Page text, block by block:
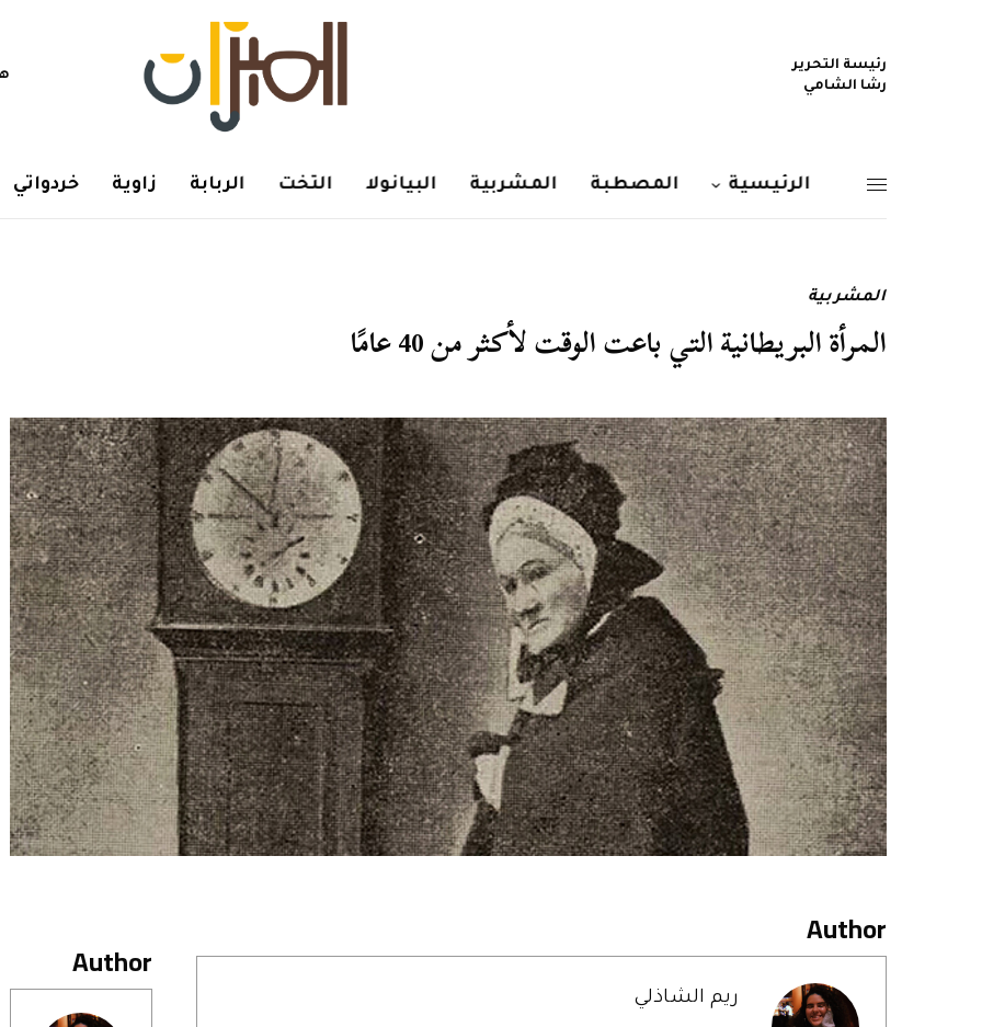
رئيسة التحرير
رشا الشامي
الرئيسية المصطبة المشربية البيانولا التخت الربابة زاوية خردواتي
المشربية
المرأة البريطانية التي باعت الوقت لأكثر من 40 عامًا
Author
Author
ريم الشاذلي